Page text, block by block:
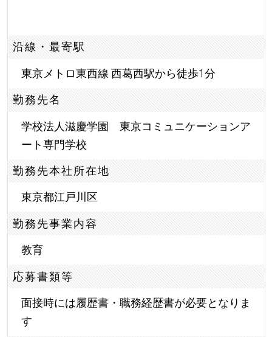
沿線・最寄駅
東京メトロ東西線 西葛西駅から徒歩1分
勤務先名
学校法人滋慶学園 東京コミュニケーションア
ート専門学校
勤務先本社所在地
東京都江戸川区
勤務先事業内容
教育
応募書類等
面接時には履歴書・職務経歴書が必要となりま
す